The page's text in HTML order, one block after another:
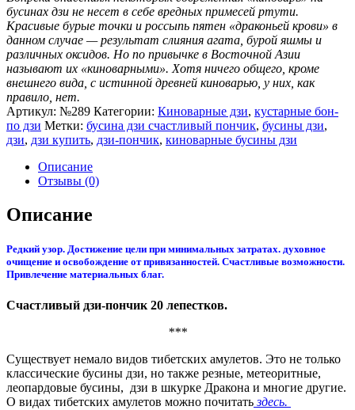
бусинах дзи не несет в себе вредных примесей ртути.
Красивые бурые точки и россыпь пятен «драконьей крови» в
данном случае — результат слияния агата, бурой яшмы и
различных оксидов. Но по привычке в Восточной Азии
называют их «киноварными». Хотя ничего общего, кроме
внешнего вида, с истинной древней киноварью, у них, как
правило, нет.
Артикул: №289 Категории: Киноварные дзи, кустарные бон-
по дзи Метки: бусина дзи счастливый пончик, бусины дзи,
дзи, дзи купить, дзи-пончик, киноварные бусины дзи
Описание
Отзывы (0)
Описание
Редкий узор. Достижение цели при минимальных затратах. духовное
очищение и освобождение от привязанностей. Счастливые возможности.
Привлечение материальных благ.
Счастливый дзи-пончик 20 лепестков.
***
Существует немало видов тибетских амулетов. Это не только
классические бусины дзи, но также резные, метеоритные,
леопардовые бусины, дзи в шкурке Дракона и многие другие.
О видах тибетских амулетов можно почитатьздесь.